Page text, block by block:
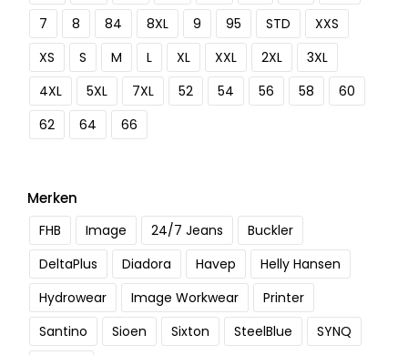
7
8 84 8XL 9 95 STD
XXS
XS
S M L XL XXL 2XL
3XL
4XL
5XL 7XL 52 54 56 58
60
62
64 66
Merken
FHB Image 24/7 Jeans
Buckler
DeltaPlus
Diadora Havep
Helly Hansen
Hydrowear
Image Workwear
Printer
Santino
Sioen Sixton SteelBlue
SYNQ